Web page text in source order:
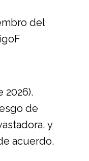
del
2026).
de
y
acuerdo.